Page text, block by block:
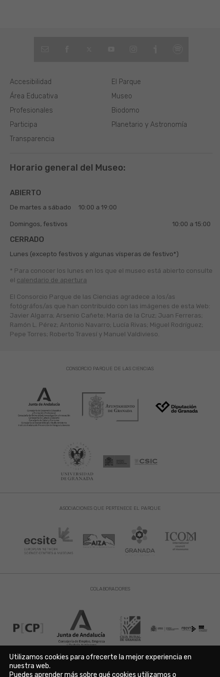
El Parque
Museo
Biodomo
Planetario y Astronomía
Área Educativa
Profesionales
Participa
Transparencia
Accesibilidad
Horario general del Museo:
ABIERTO
De martes a sábado 10:00 a 19:00
Domingos, festivos 10:00 a 15:00
CERRADO
Lunes (excepto festivos y algunas vísperas de festivo*)
* Para conocer los lunes en los que el museo está abierto consulte
el calendario de apertura
El Consorcio Parque de las Ciencias agradece a los/as
fotógráfos/as que han contribuido con las imágenes de esta Web:
Javier Algarra; Arsenio Cañete; María de la Cruz; Juan Ferreras;
Ramón L. Pérez; Antonio Navarro; Lucía Rivas; Miguel Rodríguez;
Pepe Torres; Roberto Travesí y Manuel Valdivieso.
ASOCIACIONES QUE PERTENECE EL PARQUE
CONSORCIO PARQUE DE LAS CIENCIAS
COLABORADORES
Utilizamos cookies para ofrecerte la mejor experiencia en
nuestra web.
Puedes aprender más sobre qué cookies utilizamos o